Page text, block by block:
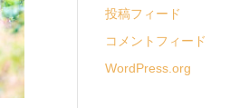
投稿フィード
コメントフィード
WordPress.org